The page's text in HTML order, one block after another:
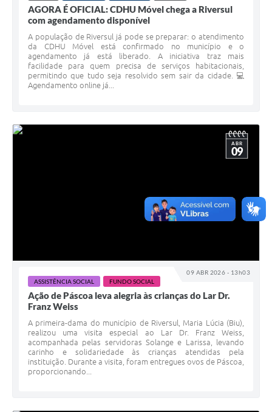
AGORA É OFICIAL: CDHU Móvel chega a Riversul
com agendamento disponível
A população de Riversul já pode se preparar: o atendimento
da CDHU Móvel está confirmado no município e o
agendamento já está liberado. A iniciativa traz mais
facilidade para quem precisa de serviços habitacionais,
permitindo que tudo seja resolvido sem sair da cidade. 💻
Agendamento online já...
09 ABR 2026 - 13h03
ABR
09
ASSISTÊNCIA SOCIAL FUNDO SOCIAL
Ação de Páscoa leva alegria às crianças do Lar Dr.
Franz Weiss
A primeira-dama do município de Riversul, Maria Lúcia (Biu),
realizou uma visita especial ao Lar Dr. Franz Weiss,
acompanhada pelas servidoras Solange e Larissa, levando
carinho e solidariedade às crianças atendidas pela
instituição. Durante a visita, foram entregues ovos de Páscoa,
proporcionando...